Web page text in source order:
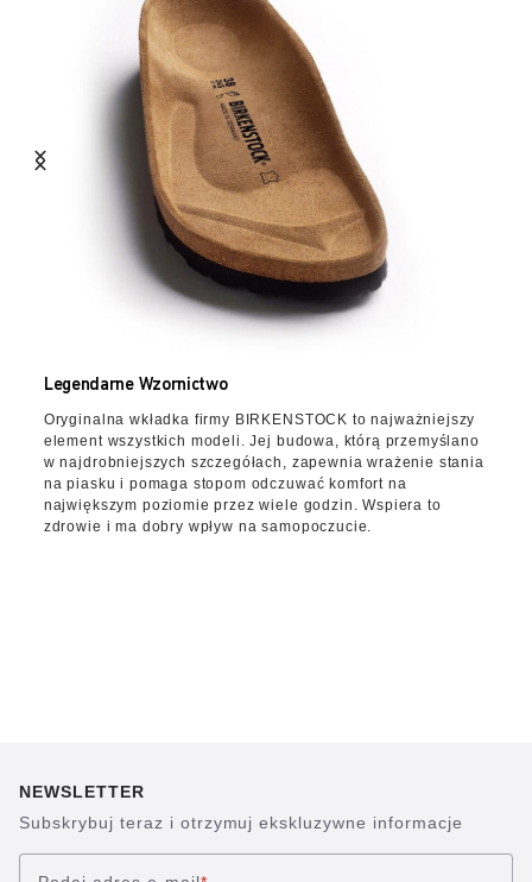
Legendarne Wzornictwo
Oryginalna wkładka firmy BIRKENSTOCK to najważniejszy
element wszystkich modeli. Jej budowa, którą przemyślano
w najdrobniejszych szczegółach, zapewnia wrażenie stania
na piasku i pomaga stopom odczuwać komfort na
największym poziomie przez wiele godzin. Wspiera to
zdrowie i ma dobry wpływ na samopoczucie.
NEWSLETTER
Subskrybuj teraz i otrzymuj ekskluzywne informacje